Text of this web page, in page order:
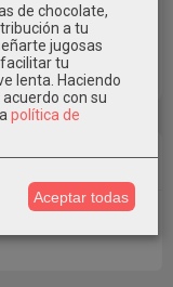
de chocolate,
a tu
jugosas
tu
lenta. Haciendo
con su
política de
Aceptar todas